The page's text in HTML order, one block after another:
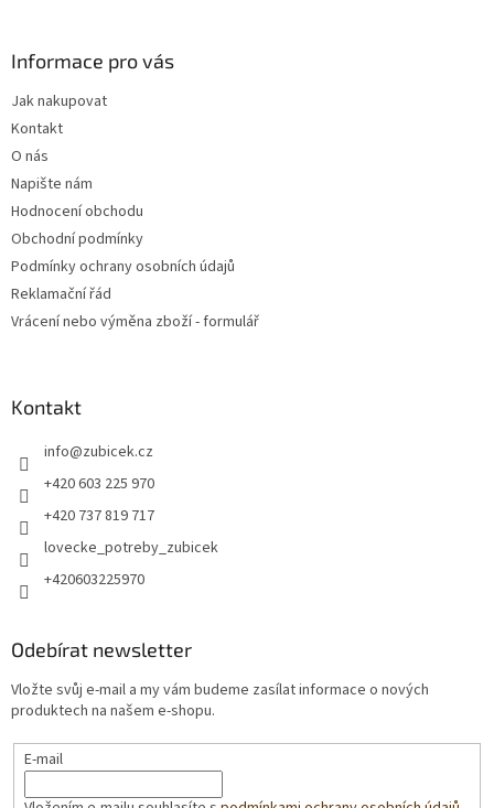
Informace pro vás
Jak nakupovat
Kontakt
O nás
Napište nám
Hodnocení obchodu
Obchodní podmínky
Podmínky ochrany osobních údajů
Reklamační řád
Vrácení nebo výměna zboží - formulář
Kontakt
info@zubicek.cz
+420 603 225 970
+420 737 819 717
lovecke_potreby_zubicek
+420603225970
Odebírat newsletter
Vložte svůj e-mail a my vám budeme zasílat informace o nových
produktech na našem e-shopu.
E-mail